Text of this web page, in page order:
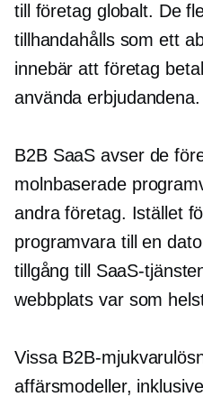
till företag globalt. De
tillhandahålls som ett
innebär att företag
använda erbjudandena.
B2B SaaS avser de
molnbaserade
andra företag. Istället
programvara till en
tillgång till SaaS-
webbplats var som
Vissa B2B-
affärsmodeller,